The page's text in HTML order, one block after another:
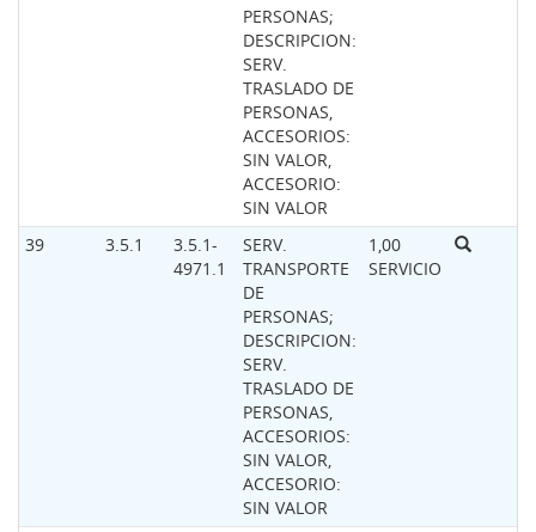
PERSONAS;
DESCRIPCION:
SERV.
TRASLADO DE
PERSONAS,
ACCESORIOS:
SIN VALOR,
ACCESORIO:
SIN VALOR
39 3.5.1
3.5.1-
4971.1
SERV.
TRANSPORTE
DE
PERSONAS;
DESCRIPCION:
SERV.
TRASLADO DE
PERSONAS,
ACCESORIOS:
SIN VALOR,
ACCESORIO:
SIN VALOR
1,00
SERVICIO